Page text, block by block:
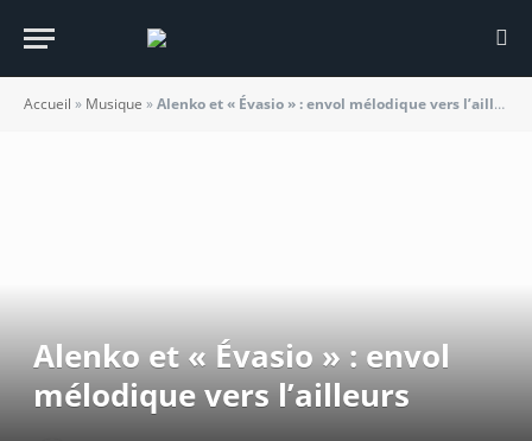
Accueil » Musique »Alenko et « Évasio » : envol mélodique vers l’ailleurs
Alenko et « Évasio » : envol
mélodique vers l’ailleurs